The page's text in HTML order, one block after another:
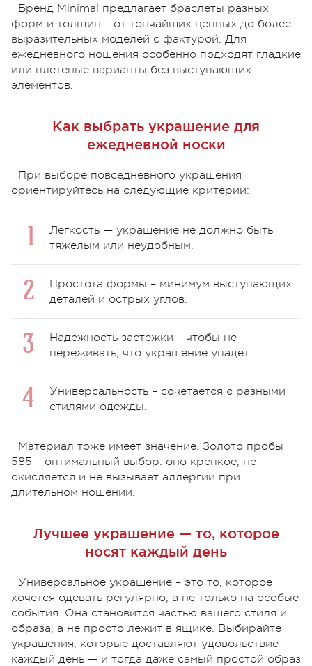
Бренд Minimal предлагает браслеты разных
форм и толщин – от тончайших цепных до более
выразительных моделей с фактурой. Для
ежедневного ношения особенно подходят гладкие
или плетеные варианты без выступающих
элементов.
Как выбрать украшение для
ежедневной носки
При выборе повседневного украшения
ориентируйтесь на следующие критерии:
Легкость — украшение не должно быть
тяжелым или неудобным.
Простота формы – минимум выступающих
деталей и острых углов.
Надежность застежки – чтобы не
переживать, что украшение упадет.
Универсальность – сочетается с разными
стилями одежды.
Материал тоже имеет значение. Золото пробы
585 – оптимальный выбор: оно крепкое, не
окисляется и не вызывает аллергии при
длительном ношении.
Лучшее украшение — то, которое
носят каждый день
Универсальное украшение – это то, которое
хочется одевать регулярно, а не только на особые
события. Она становится частью вашего стиля и
образа, а не просто лежит в ящике. Выбирайте
украшения, которые доставляют удовольствие
каждый день — и тогда даже самый простой образ